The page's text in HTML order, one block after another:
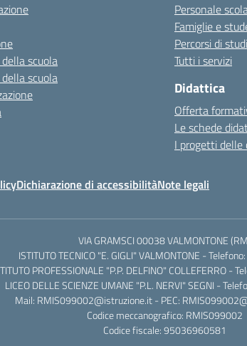
scuola
scuola
Personale
Famiglie e
Percorsi di
Tutti i servizi
Didattica
Offerta
Le schede
I progetti delle
Dichiarazione di accessibilitàNote legali
VIA GRAMSCI 00038 VALMONTONE
ISTITUTO TECNICO "E. GIGLI" VALMONTONE -
PROFESSIONALE "P.P. DELFINO" COLLEFERRO -
LICEO DELLE SCIENZE UMANE "P.L. NERVI" SEGNI -
Mail: RMIS099002@istruzione.it - PEC:
Codice meccanografico: RMIS099002
Codice fiscale: 95036960581